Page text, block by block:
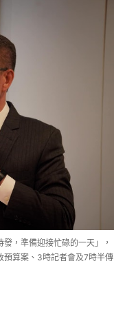
，準備迎接忙碌的一天」，
預算案、3時記者會及7時半傳